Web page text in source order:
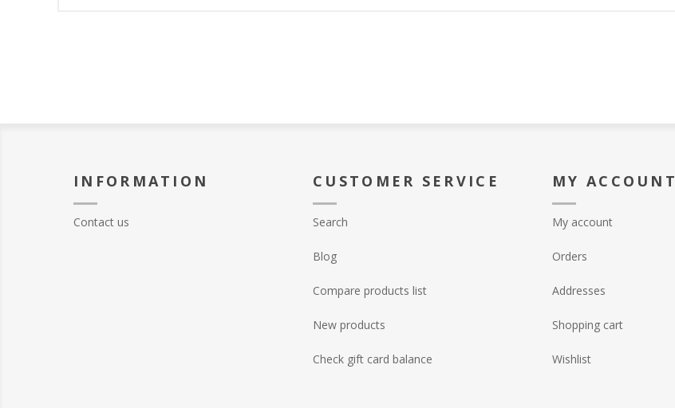
INFORMATION
Contact us
CUSTOMER SERVICE
Search
Blog
Compare products list
New products
Check gift card balance
MY ACCOUNT
My account
Orders
Addresses
Shopping cart
Wishlist